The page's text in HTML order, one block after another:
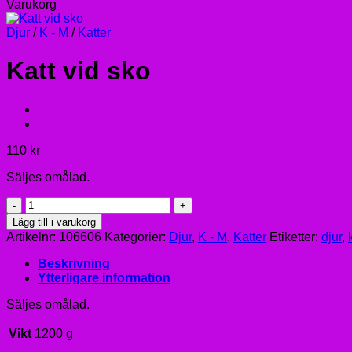
Varukorg
Djur / K - M / Katter
Katt vid sko
110 kr
Säljes omålad.
Katt
vid
sko
mängd
Lägg till i varukorg
Artikelnr: 106606 Kategorier: Djur, K - M, Katter Etiketter: djur,
Beskrivning
Ytterligare information
Säljes omålad.
Vikt 1200 g